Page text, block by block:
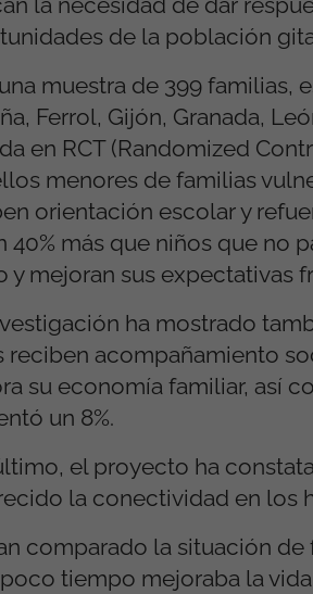
de la población
muestra de 399 familias,
Ferrol, Gijón, Granada,
en RCT (Randomized
menores de familias
orientación escolar y
40% más que niños que no
y mejoran sus expectativas
ha mostrado
reciben acompañamiento
su economía familiar, así
un 8%.
el proyecto ha
la conectividad en los
comparado la situación
tiempo mejoraba la